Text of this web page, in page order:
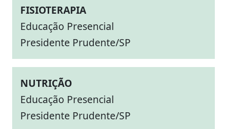
FISIOTERAPIA
Educação Presencial
Presidente Prudente/SP
NUTRIÇÃO
Educação Presencial
Presidente Prudente/SP